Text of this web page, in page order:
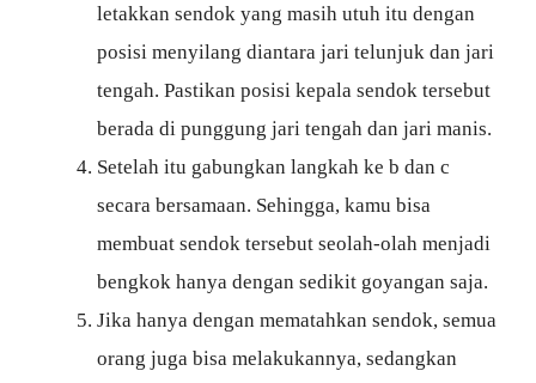
letakkan sendok yang masih utuh itu dengan
posisi menyilang diantara jari telunjuk dan jari
tengah. Pastikan posisi kepala sendok tersebut
berada di punggung jari tengah dan jari manis.
Setelah itu gabungkan langkah ke b dan c
secara bersamaan. Sehingga, kamu bisa
membuat sendok tersebut seolah-olah menjadi
bengkok hanya dengan sedikit goyangan saja.
Jika hanya dengan mematahkan sendok, semua
orang juga bisa melakukannya, sedangkan